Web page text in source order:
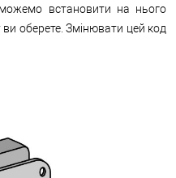
встановити на нього
ви оберете. Змінювати цей код